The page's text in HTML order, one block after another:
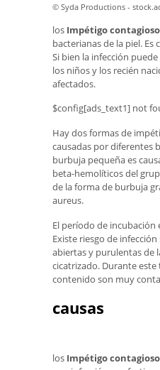
© Syda Productions -
los Impétigo contagioso
bacterianas de la piel.
Si bien la infección
los niños y los recién
afectados.
$config[ads_text1] not
Hay dos formas de
causadas por diferentes
burbuja pequeña es
beta-hemolíticos del
de la forma de burbuja
aureus.
El período de incubación
Existe riesgo de
abiertas y purulentas de
cicatrizado. Durante este
contenido son muy
causas
los Impétigo contagioso